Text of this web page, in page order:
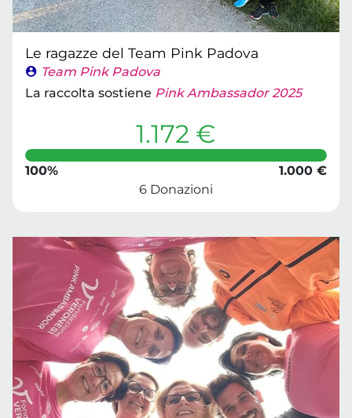
Le ragazze del Team Pink Padova
Team Pink Padova
La raccolta sostiene Pink Ambassador 2025
1.172 €
100%
1.000 €
6 Donazioni